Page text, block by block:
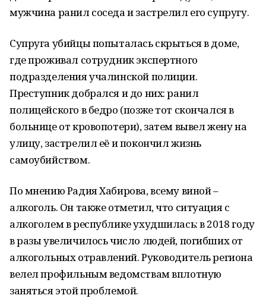
мужчина ранил соседа и застрелил его супругу.
Супруга убийцы попыталась скрыться в доме,
где проживал сотрудник экспертного
подразделения учалинской полиции.
Преступник добрался и до них: ранил
полицейского в бедро (позже тот скончался в
больнице от кровопотери), затем вывел жену на
улицу, застрелил её и покончил жизнь
самоубийством.
По мнению Радия Хабирова, всему виной –
алкоголь. Он также отметил, что ситуация с
алкоголем в республике ухудшилась: в 2018 году
в разы увеличилось число людей, погибших от
алкогольных отравлений. Руководитель региона
велел профильным ведомствам вплотную
заняться этой проблемой.